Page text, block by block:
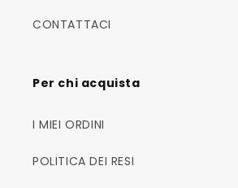
CONTATTACI
Per chi acquista
I MIEI ORDINI
POLITICA DEI RESI